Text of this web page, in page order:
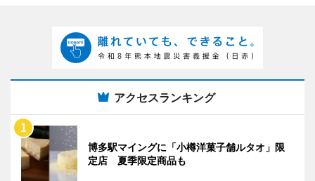
アクセスランキング
博多駅マイングに「小樽洋菓子舗ルタオ」限
定店 夏季限定商品も